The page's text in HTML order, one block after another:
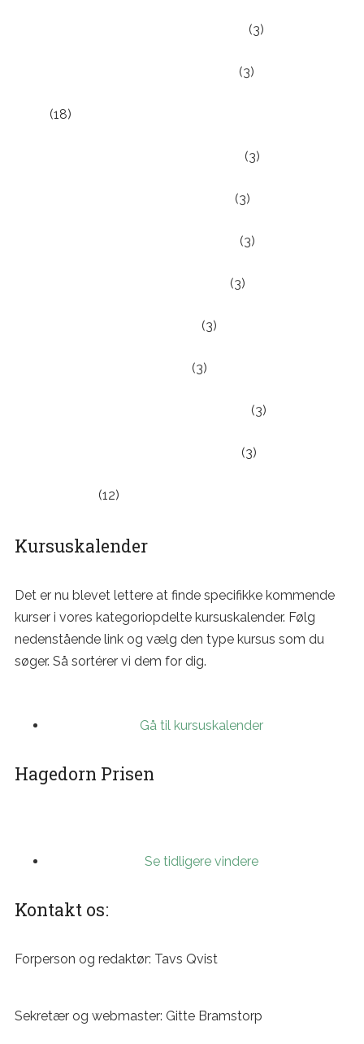
(3)
(3)
(18)
(3)
(3)
(3)
(3)
(3)
(3)
(3)
(3)
(12)
Kursuskalender
Det er nu blevet lettere at finde specifikke kommende
kurser i vores kategoriopdelte kursuskalender. Følg
nedenstående link og vælg den type kursus som du
søger. Så sortérer vi dem for dig.
Gå til kursuskalender
Hagedorn Prisen
Se tidligere vindere
Kontakt os:
Forperson og redaktør: Tavs Qvist
Sekretær og webmaster: Gitte Bramstorp